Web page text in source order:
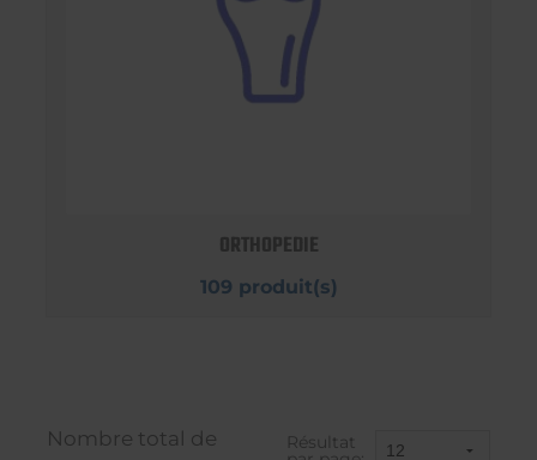
ORTHOPEDIE
109 produit(s)
Nombre total de
Résultat